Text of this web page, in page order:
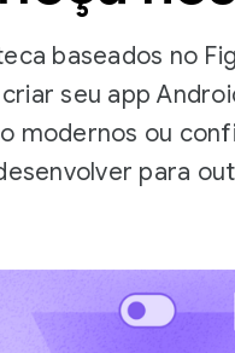
baseados no
seu app
modernos ou
para